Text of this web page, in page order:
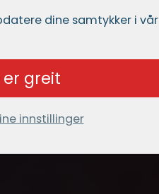
dine samtykker i vår
er greit
innstillinger